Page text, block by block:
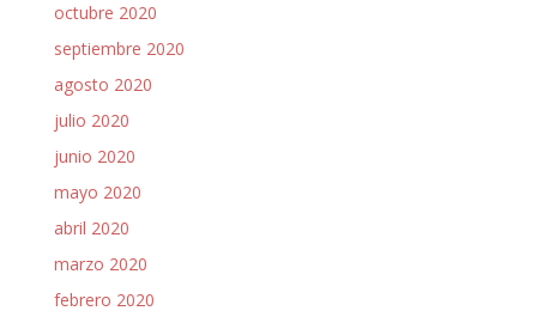
octubre 2020
septiembre 2020
agosto 2020
julio 2020
junio 2020
mayo 2020
abril 2020
marzo 2020
febrero 2020